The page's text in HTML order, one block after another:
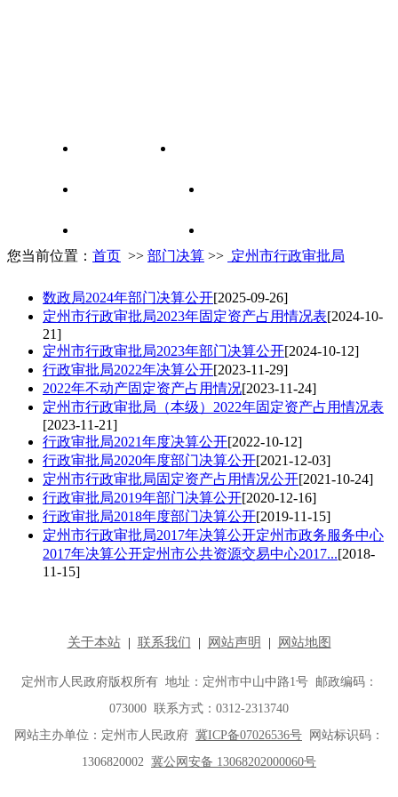
您当前位置： 首页 >> 部门决算 >> 定州市行政审批局
数政局2024年部门决算公开[2025-09-26]
定州市行政审批局2023年固定资产占用情况表[2024-10-
21]
定州市行政审批局2023年部门决算公开[2024-10-12]
行政审批局2022年决算公开[2023-11-29]
2022年不动产固定资产占用情况[2023-11-24]
定州市行政审批局（本级）2022年固定资产占用情况表
[2023-11-21]
行政审批局2021年度决算公开[2022-10-12]
行政审批局2020年度部门决算公开[2021-12-03]
定州市行政审批局固定资产占用情况公开[2021-10-24]
行政审批局2019年部门决算公开[2020-12-16]
行政审批局2018年度部门决算公开[2019-11-15]
定州市行政审批局2017年决算公开定州市政务服务中心
2017年决算公开定州市公共资源交易中心2017...[2018-
11-15]